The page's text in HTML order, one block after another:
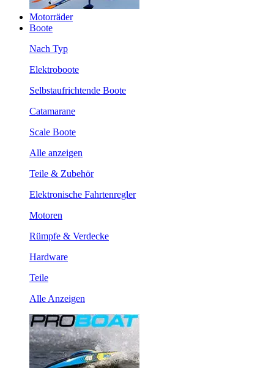
Motorräder
Boote
Nach Typ
Elektroboote
Selbstaufrichtende Boote
Catamarane
Scale Boote
Alle anzeigen
Teile & Zubehör
Elektronische Fahrtenregler
Motoren
Rümpfe & Verdecke
Hardware
Teile
Alle Anzeigen